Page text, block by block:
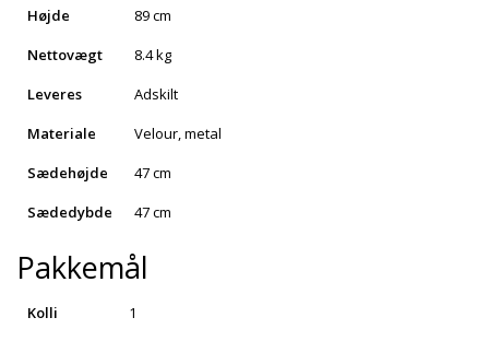
Højde
89 cm
Nettovægt
8.4 kg
Leveres
Adskilt
Materiale
Velour, metal
Sædehøjde
47 cm
Sædedybde
47 cm
Pakkemål
Kolli
1